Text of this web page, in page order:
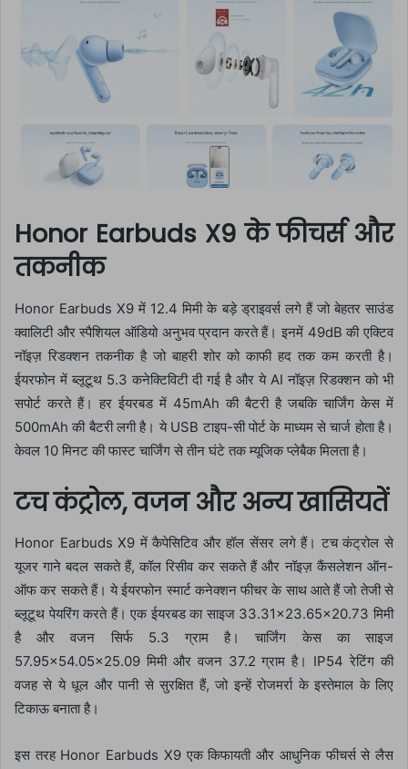
Honor Earbuds X9 के फीचर्स और
तकनीक
Honor Earbuds X9 में 12.4 मिमी के बड़े ड्राइवर्स लगे हैं जो बेहतर साउंड
क्वालिटी और स्पैशियल ऑडियो अनुभव प्रदान करते हैं। इनमें 49dB की एक्टिव
नॉइज़ रिडक्शन तकनीक है जो बाहरी शोर को काफी हद तक कम करती है।
ईयरफोन में ब्लूटूथ 5.3 कनेक्टिविटी दी गई है और ये AI नॉइज़ रिडक्शन को भी
सपोर्ट करते हैं। हर ईयरबड में 45mAh की बैटरी है जबकि चार्जिंग केस में
500mAh की बैटरी लगी है। ये USB टाइप-सी पोर्ट के माध्यम से चार्ज होता है।
केवल 10 मिनट की फास्ट चार्जिंग से तीन घंटे तक म्यूजिक प्लेबैक मिलता है।
टच कंट्रोल, वजन और अन्य खासियतें
Honor Earbuds X9 में कैपेसिटिव और हॉल सेंसर लगे हैं। टच कंट्रोल से
यूजर गाने बदल सकते हैं, कॉल रिसीव कर सकते हैं और नॉइज़ कैंसलेशन ऑन-
ऑफ कर सकते हैं। ये ईयरफोन स्मार्ट कनेक्शन फीचर के साथ आते हैं जो तेजी से
ब्लूटूथ पेयरिंग करते हैं। एक ईयरबड का साइज 33.31×23.65×20.73 मिमी
है और वजन सिर्फ 5.3 ग्राम है। चार्जिंग केस का साइज
57.95×54.05×25.09 मिमी और वजन 37.2 ग्राम है। IP54 रेटिंग की
वजह से ये धूल और पानी से सुरक्षित हैं, जो इन्हें रोजमर्रा के इस्तेमाल के लिए
टिकाऊ बनाता है।
इस तरह Honor Earbuds X9 एक किफायती और आधुनिक फीचर्स से लैस